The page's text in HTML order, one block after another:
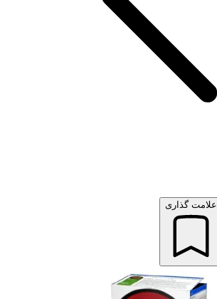
علامت گذاری